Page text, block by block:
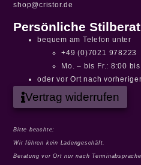
shop@cristor.de
Persönliche
bequem am Telefon unter
+49 (0)7021 978223
Mo. – bis Fr.: 8:00
oder vor Ort nach
Vertrag widerrufen
Bitte beachte:
Wir führen kein Ladengeschäft.
Beratung vor Ort nur nach